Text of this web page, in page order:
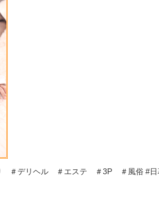
＃デリヘル ＃エステ ＃3P ＃風俗 #日